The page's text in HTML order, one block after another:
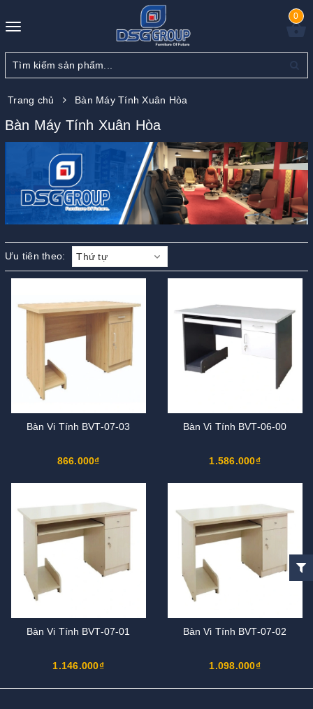
Toggle
0
Trang chủ Bàn Máy Tính Xuân Hòa
Bàn Máy Tính Xuân Hòa
Ưu tiên theo: Thứ tự
Bàn Vi Tính BVT-07-03
866.000₫
Bàn Vi Tính BVT-06-00
1.586.000₫
Bàn Vi Tính BVT-07-01
1.146.000₫
Bàn Vi Tính BVT-07-02
1.098.000₫